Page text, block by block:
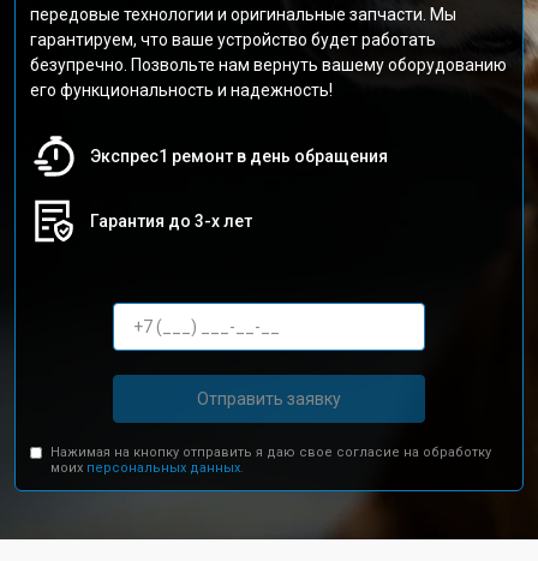
передовые технологии и оригинальные запчасти. Мы
гарантируем, что ваше устройство будет работать
безупречно. Позвольте нам вернуть вашему оборудованию
его функциональность и надежность!
Экспрес1 ремонт в день обращения
Гарантия до 3-х лет
Отправить заявку
Нажимая на кнопку отправить я даю свое согласие на обработку
моих персональных данных.